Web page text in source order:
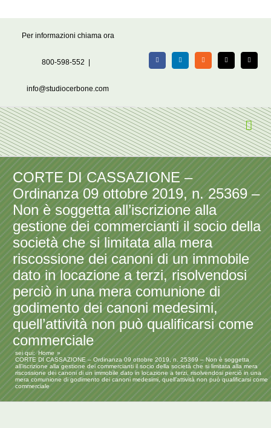
Per informazioni chiama ora
800-598-552
info@studiocerbone.com
FacebookLinkedIn Rss X Email
CORTE DI CASSAZIONE –
Ordinanza 09 ottobre 2019, n. 25369 –
Non è soggetta all’iscrizione alla
gestione dei commercianti il socio della
società che si limitata alla mera
riscossione dei canoni di un immobile
dato in locazione a terzi, risolvendosi
perciò in una mera comunione di
godimento dei canoni medesimi,
quell’attività non può qualificarsi come
commerciale
sei qui: Home
CORTE DI CASSAZIONE – Ordinanza 09 ottobre 2019, n. 25369 – Non è soggetta
all’iscrizione alla gestione dei commercianti il socio della società che si limitata alla mera
riscossione dei canoni di un immobile dato in locazione a terzi, risolvendosi perciò in una
mera comunione di godimento dei canoni medesimi, quell’attività non può qualificarsi come
commerciale